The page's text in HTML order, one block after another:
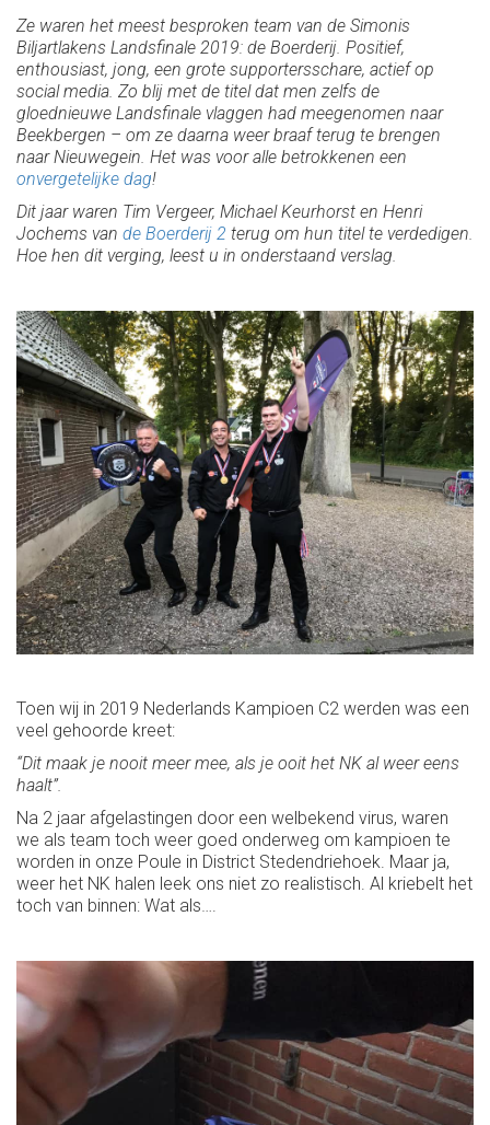
Ze waren het meest besproken team van de Simonis
Biljartlakens Landsfinale 2019: de Boerderij. Positief,
enthousiast, jong, een grote supportersschare, actief op
social media. Zo blij met de titel dat men zelfs de
gloednieuwe Landsfinale vlaggen had meegenomen naar
Beekbergen – om ze daarna weer braaf terug te brengen
naar Nieuwegein. Het was voor alle betrokkenen een
onvergetelijke dag!
Dit jaar waren Tim Vergeer, Michael Keurhorst en Henri
Jochems van de Boerderij 2 terug om hun titel te verdedigen.
Hoe hen dit verging, leest u in onderstaand verslag.
Toen wij in 2019 Nederlands Kampioen C2 werden was een
veel gehoorde kreet:
“Dit maak je nooit meer mee, als je ooit het NK al weer eens
haalt”.
Na 2 jaar afgelastingen door een welbekend virus, waren
we als team toch weer goed onderweg om kampioen te
worden in onze Poule in District Stedendriehoek. Maar ja,
weer het NK halen leek ons niet zo realistisch. Al kriebelt het
toch van binnen: Wat als….